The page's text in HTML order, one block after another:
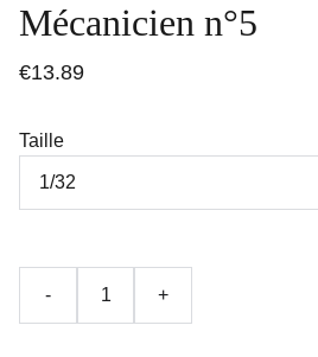
Mécanicien n°5
€13.89
Taille
- +